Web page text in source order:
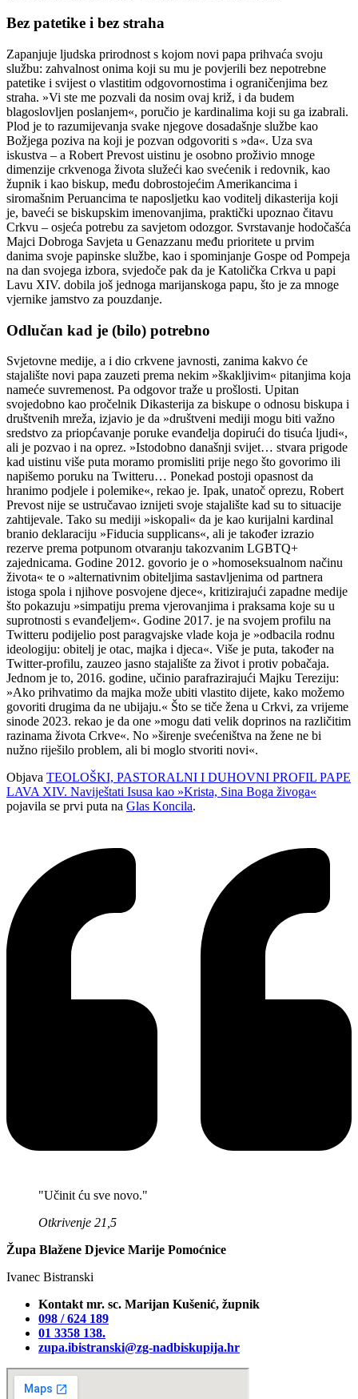
Bez patetike i bez straha
Zapanjuje ljudska prirodnost s kojom novi papa prihvaća svoju
službu: zahvalnost onima koji su mu je povjerili bez nepotrebne
patetike i svijest o vlastitim odgovornostima i ograničenjima bez
straha. »Vi ste me pozvali da nosim ovaj križ, i da budem
blagoslovljen poslanjem«, poručio je kardinalima koji su ga izabrali.
Plod je to razumijevanja svake njegove dosadašnje službe kao
Božjega poziva na koji je pozvan odgovoriti s »da«. Uza sva
iskustva – a Robert Prevost uistinu je osobno proživio mnoge
dimenzije crkvenoga života služeći kao svećenik i redovnik, kao
župnik i kao biskup, među dobrostojećim Amerikancima i
siromašnim Peruancima te naposljetku kao voditelj dikasterija koji
je, baveći se biskupskim imenovanjima, praktički upoznao čitavu
Crkvu – osjeća potrebu za savjetom odozgor. Svrstavanje hodočašća
Majci Dobroga Savjeta u Genazzanu među prioritete u prvim
danima svoje papinske službe, kao i spominjanje Gospe od Pompeja
na dan svojega izbora, svjedoče pak da je Katolička Crkva u papi
Lavu XIV. dobila još jednoga marijanskoga papu, što je za mnoge
vjernike jamstvo za pouzdanje.
Odlučan kad je (bilo) potrebno
Svjetovne medije, a i dio crkvene javnosti, zanima kakvo će
stajalište novi papa zauzeti prema nekim »škakljivim« pitanjima koja
nameće suvremenost. Pa odgovor traže u prošlosti. Upitan
svojedobno kao pročelnik Dikasterija za biskupe o odnosu biskupa i
društvenih mreža, izjavio je da »društveni mediji mogu biti važno
sredstvo za priopćavanje poruke evanđelja dopirući do tisuća ljudi«,
ali je pozvao i na oprez. »Istodobno današnji svijet… stvara prigode
kad uistinu više puta moramo promisliti prije nego što govorimo ili
napišemo poruku na Twitteru… Ponekad postoji opasnost da
hranimo podjele i polemike«, rekao je. Ipak, unatoč oprezu, Robert
Prevost nije se ustručavao iznijeti svoje stajalište kad su to situacije
zahtijevale. Tako su mediji »iskopali« da je kao kurijalni kardinal
branio deklaraciju »Fiducia supplicans«, ali je također izrazio
rezerve prema potpunom otvaranju takozvanim LGBTQ+
zajednicama. Godine 2012. govorio je o »homoseksualnom načinu
života« te o »alternativnim obiteljima sastavljenima od partnera
istoga spola i njihove posvojene djece«, kritizirajući zapadne medije
što pokazuju »simpatiju prema vjerovanjima i praksama koje su u
suprotnosti s evanđeljem«. Godine 2017. je na svojem profilu na
Twitteru podijelio post paragvajske vlade koja je »odbacila rodnu
ideologiju: obitelj je otac, majka i djeca«. Više je puta, također na
Twitter-profilu, zauzeo jasno stajalište za život i protiv pobačaja.
Jednom je to, 2016. godine, učinio parafrazirajući Majku Tereziju:
»Ako prihvatimo da majka može ubiti vlastito dijete, kako možemo
govoriti drugima da ne ubijaju.« Što se tiče žena u Crkvi, za vrijeme
sinode 2023. rekao je da one »mogu dati velik doprinos na različitim
razinama života Crkve«. No »širenje svećeništva na žene ne bi
nužno riješilo problem, ali bi moglo stvoriti novi«.
Objava TEOLOŠKI, PASTORALNI I DUHOVNI PROFIL PAPE
LAVA XIV. Naviještati Isusa kao »Krista, Sina Boga živoga«
pojavila se prvi puta na Glas Koncila.
"Učinit ću sve novo."
Otkrivenje 21,5
Župa Blažene Djevice Marije Pomoćnice
Ivanec Bistranski
Kontakt mr. sc. Marijan Kušenić, župnik
098 / 624 189
01 3358 138‬.
zupa.ibistranski@zg-nadbiskupija.hr